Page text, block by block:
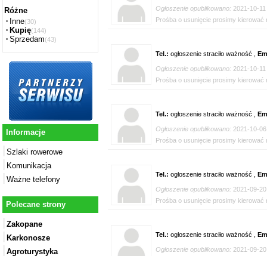
Różne
Inne(30)
Kupię(144)
Sprzedam(43)
Informacje
Szlaki rowerowe
Komunikacja
Ważne telefony
Polecane strony
Zakopane
Karkonosze
Agroturystyka
Ogłoszenie opublikowano: 2021-10-
Prośba o usunięcie prosimy kierować
Tel.: ogłoszenie straciło ważność ,
Ogłoszenie opublikowano: 2021-10-
Prośba o usunięcie prosimy kierować
Tel.: ogłoszenie straciło ważność ,
Ogłoszenie opublikowano: 2021-10-
Prośba o usunięcie prosimy kierować
Tel.: ogłoszenie straciło ważność ,
Ogłoszenie opublikowano: 2021-09-
Prośba o usunięcie prosimy kierować
Tel.: ogłoszenie straciło ważność ,
Ogłoszenie opublikowano: 2021-09-